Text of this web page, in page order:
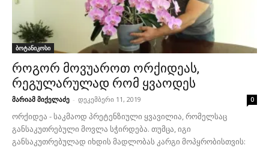
ბოტანიკოსი
როგორ მოვუაროთ ორქიდეას,
რეგულარულად რომ ყვაოდეს
მარიამ მიქელაძე - დეკემბერი 11, 2019 0
ორქიდეა - საკმაოდ პრეტენზიული ყვავილია, რომელსაც
განსაკუთრებული მოვლა სჭირდება. თუმცა, იგი
განსაკუთრებულად იხდის მადლობას კარგი მოპყრობისთვის: